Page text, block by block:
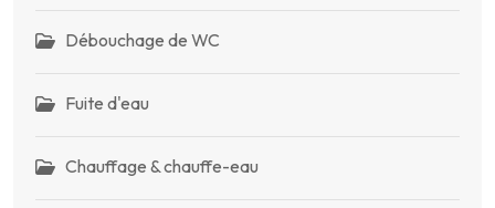
Débouchage de WC
Fuite d'eau
Chauffage & chauffe-eau